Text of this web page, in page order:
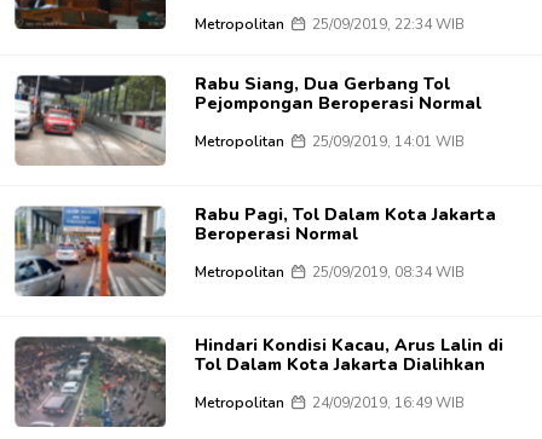
Metropolitan 25/09/2019, 22:34 WIB
Rabu Siang, Dua Gerbang Tol
Pejompongan Beroperasi Normal
Metropolitan 25/09/2019, 14:01 WIB
Rabu Pagi, Tol Dalam Kota Jakarta
Beroperasi Normal
Metropolitan 25/09/2019, 08:34 WIB
Hindari Kondisi Kacau, Arus Lalin di
Tol Dalam Kota Jakarta Dialihkan
Metropolitan 24/09/2019, 16:49 WIB